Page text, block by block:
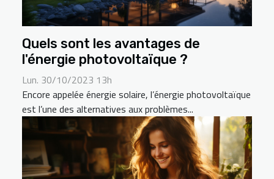
Quels sont les avantages de
l'énergie photovoltaïque ?
Lun. 30/10/2023 13h
Encore appelée énergie solaire, l’énergie photovoltaïque
est l’une des alternatives aux problèmes...